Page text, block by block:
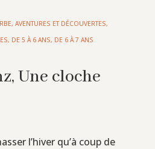
, AVENTURES ET DÉCOUVERTES,
, DE 5 À 6 ANS, DE 6 À 7 ANS
Une cloche
l’hiver qu’à coup de